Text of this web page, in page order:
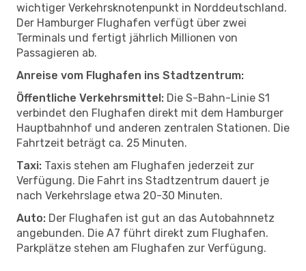
wichtiger Verkehrsknotenpunkt in Norddeutschland.
Der Hamburger Flughafen verfügt über zwei
Terminals und fertigt jährlich Millionen von
Passagieren ab.
Anreise vom Flughafen ins Stadtzentrum:
Öffentliche Verkehrsmittel: Die S-Bahn-Linie S1
verbindet den Flughafen direkt mit dem Hamburger
Hauptbahnhof und anderen zentralen Stationen. Die
Fahrtzeit beträgt ca. 25 Minuten.
Taxi: Taxis stehen am Flughafen jederzeit zur
Verfügung. Die Fahrt ins Stadtzentrum dauert je
nach Verkehrslage etwa 20-30 Minuten.
Auto: Der Flughafen ist gut an das Autobahnnetz
angebunden. Die A7 führt direkt zum Flughafen.
Parkplätze stehen am Flughafen zur Verfügung.